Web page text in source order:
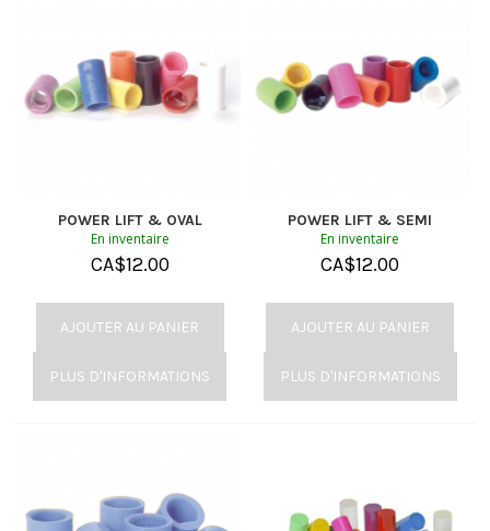
POWER LIFT & OVAL
En inventaire
CA$12.00
AJOUTER AU PANIER
PLUS D'INFORMATIONS
POWER LIFT & SEMI
En inventaire
CA$12.00
AJOUTER AU PANIER
PLUS D'INFORMATIONS